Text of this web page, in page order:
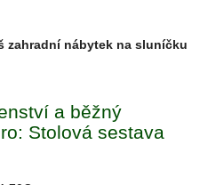
zahradní nábytek na sluníčku
a běžný
Stolová sestava